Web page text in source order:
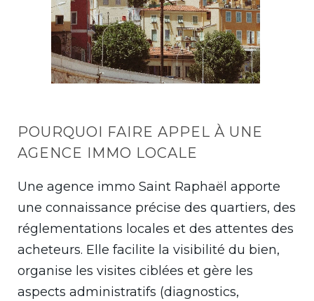
POURQUOI FAIRE APPEL À UNE
AGENCE IMMO LOCALE
Une agence immo Saint Raphaël apporte
une connaissance précise des quartiers, des
réglementations locales et des attentes des
acheteurs. Elle facilite la visibilité du bien,
organise les visites ciblées et gère les
aspects administratifs (diagnostics,